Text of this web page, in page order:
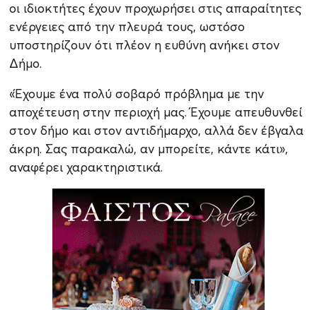
οι ιδιοκτήτες έχουν προχωρήσει στις απαραίτητες
ενέργειες από την πλευρά τους, ωστόσο
υποστηρίζουν ότι πλέον η ευθύνη ανήκει στον
Δήμο.
«Έχουμε ένα πολύ σοβαρό πρόβλημα με την
αποχέτευση στην περιοχή μας. Έχουμε απευθυνθεί
στον δήμο και στον αντιδήμαρχο, αλλά δεν έβγαλα
άκρη. Σας παρακαλώ, αν μπορείτε, κάντε κάτι»,
αναφέρει χαρακτηριστικά.